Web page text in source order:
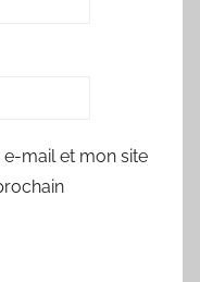
mail et mon site